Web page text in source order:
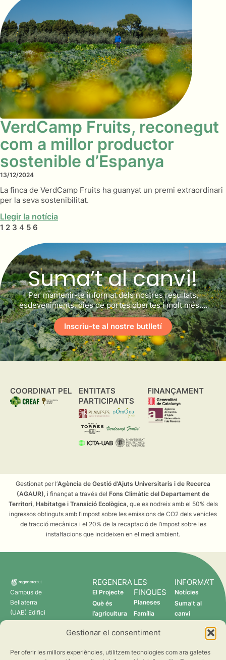
Gestionar el consentiment
Per oferir les millors experiències, utilitzem tecnologies com ara galetes
VerdCamp Fruits, reconegut
com a millor productor
sostenible d’Espanya
13/12/2024
La finca de VerdCamp Fruits ha guanyat un premi extraordinari
per la seva sostenibilitat.
Llegir la notícia
1 2 3 4 5 6
Suma’t al canvi!
Per mantenir-te informat dels nostres resultats,
esdeveniments, dies de portes obertes i molt més….
Inscriu-te al nostre butlletí
COORDINAT PEL
ENTITATS
PARTICIPANTS
FINANÇAMENT
Gestionat per l’Agència de Gestió d’Ajuts Universitaris i de Recerca
(AGAUR), i finançat a través del Fons Climàtic del Departament de
Territori, Habitatge i Transició Ecològica, que es nodreix amb el 50% dels
ingressos obtinguts amb l’impost sobre les emissions de CO2 dels vehicles
de tracció mecànica i el 20% de la recaptació de l’impost sobre les
instal·lacions que incideixen en el medi ambient.
Campus de
Bellaterra
(UAB) Edifici
C 08193
REGENERA
El Projecte
Què és
l’agricultura
Qui som
LES
FINQUES
Planeses
Família
Verdcamp
Pomona
INFORMA’T
Notícies
Suma’t al
canvi